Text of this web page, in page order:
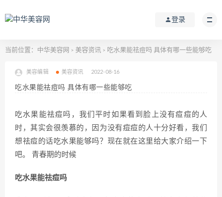
登录
当前位置： 中华美容网 > 美容资讯 > 吃水果能祛痘吗 具体有哪一些能够吃
美容编辑 美容资讯 2022-08-16
吃水果能祛痘吗 具体有哪一些能够吃
吃水果能祛痘吗，我们平时如果看到脸上没有痘痘的人
时，其实会很羡慕的，因为没有痘痘的人十分好看，我们
想祛痘的话吃水果能够吗？现在就在这里给大家介绍一下
吧。 青春期的时候
吃水果能祛痘吗